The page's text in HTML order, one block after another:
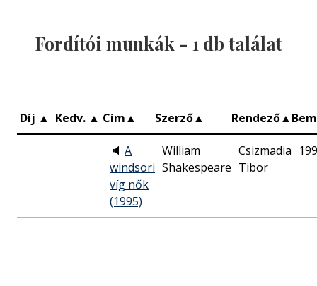
Fordítói munkák - 1 db találat
Díj ▲ Kedv. ▲ Cím▲ Szerző▲ Rendező▲
🔈 A
windsori
víg nők
(1995)
William
Shakespeare
Csizmadia
Tibor